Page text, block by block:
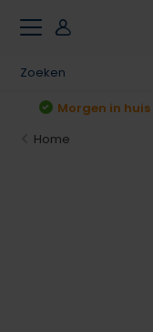
Morgen in huis
Home